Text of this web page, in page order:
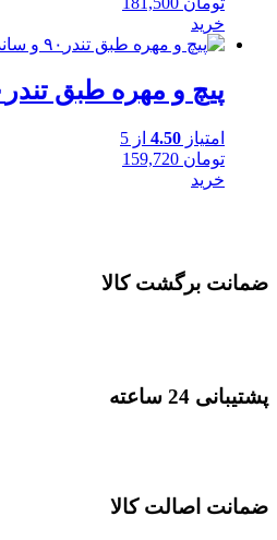
خرید
پیچ و مهره طبق تندر۹۰ و ساندرو
امتیاز 4.50 از 5
تومان
خرید
ضمانت برگشت کالا
پشتیبانی 24 ساعته
ضمانت اصالت کالا